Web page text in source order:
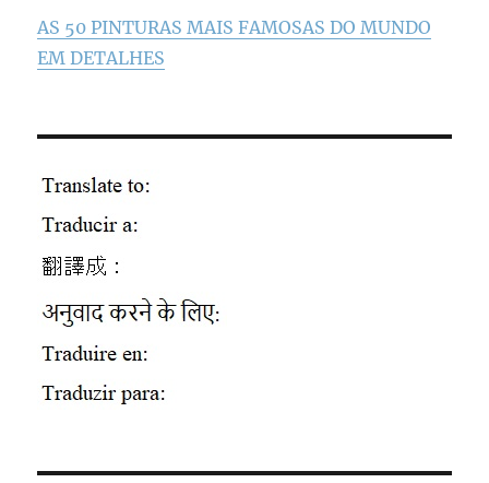
AS 50 PINTURAS MAIS FAMOSAS DO MUNDO
EM DETALHES